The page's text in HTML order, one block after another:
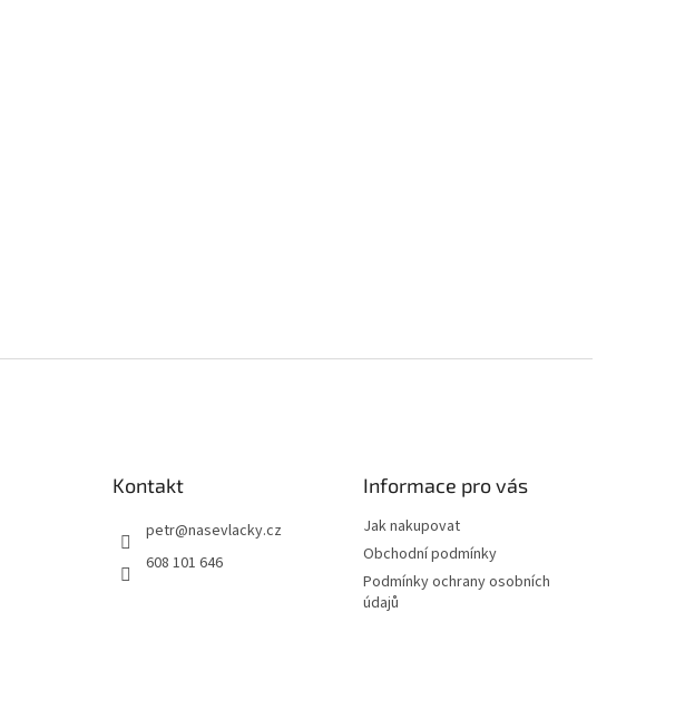
Kontakt
petr@nasevlacky.cz
608 101 646
Informace pro vás
Jak nakupovat
Obchodní podmínky
Podmínky ochrany osobních
údajů